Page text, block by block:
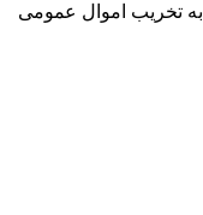
به تخریب اموال عمومی